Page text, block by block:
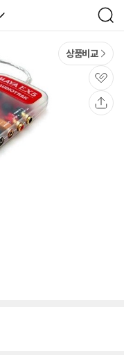
검
색
상품비교
관
심